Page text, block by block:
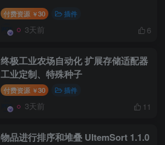
付费资源 ￥30 插件
3天前 6
终极工业农场自动化 扩展存储适配器
工业定制、特殊种子
付费资源 ￥30 插件
3天前 11
物品进行排序和堆叠 UItemSort 1.1.0